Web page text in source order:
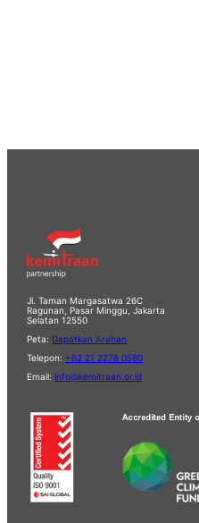
Jl. Taman Margasatwa 26C
Ragunan, Pasar Minggu, Jakarta
Selatan 12550
Peta: Dapatkan Arahan
Telepon: +62 21 2278 0580
Email: info@kemitraan.or.id